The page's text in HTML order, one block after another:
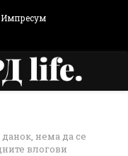
Импресум
нема да се
влогови